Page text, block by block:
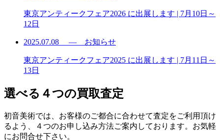
東京アンティークフェア2026 に出展します | 7月10日～
12日
2025.07.08 — お知らせ
東京アンティークフェア2025 に出展します | 7月11日～
13日
選べる４つの買取査定
初音美術では、お客様のご都合に合わせて査定をご利用頂け
るよう、４つのお申し込み方法ご案内しております。お気軽
にお問合せ下さい。